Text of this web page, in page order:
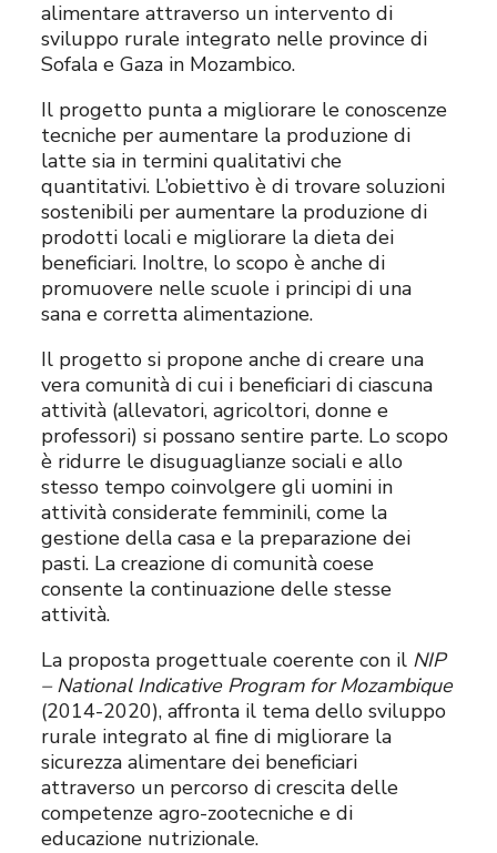
alimentare attraverso un intervento di
sviluppo rurale integrato nelle province di
Sofala e Gaza in Mozambico.
Il progetto punta a migliorare le conoscenze
tecniche per aumentare la produzione di
latte sia in termini qualitativi che
quantitativi. L’obiettivo è di trovare soluzioni
sostenibili per aumentare la produzione di
prodotti locali e migliorare la dieta dei
beneficiari. Inoltre, lo scopo è anche di
promuovere nelle scuole i principi di una
sana e corretta alimentazione.
Il progetto si propone anche di creare una
vera comunità di cui i beneficiari di ciascuna
attività (allevatori, agricoltori, donne e
professori) si possano sentire parte. Lo scopo
è ridurre le disuguaglianze sociali e allo
stesso tempo coinvolgere gli uomini in
attività considerate femminili, come la
gestione della casa e la preparazione dei
pasti. La creazione di comunità coese
consente la continuazione delle stesse
attività.
La proposta progettuale coerente con il NIP
– National Indicative Program for Mozambique
(2014-2020), affronta il tema dello sviluppo
rurale integrato al fine di migliorare la
sicurezza alimentare dei beneficiari
attraverso un percorso di crescita delle
competenze agro-zootecniche e di
educazione nutrizionale.